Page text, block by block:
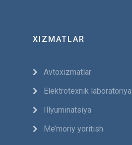
XIZMATLAR
Avtoxizmatlar
Elektrotexnik laboratoriya
Illyuminatsiya
Me’moriy yoritish